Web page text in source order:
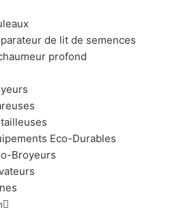
de lit de semences
profond
Eco-Durables
Broyeurs